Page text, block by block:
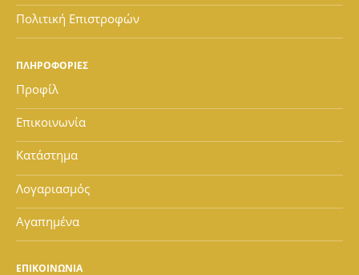
Πολιτική Επιστροφών
ΠΛΗΡΟΦΟΡΙΕΣ
Προφίλ
Επικοινωνία
Κατάστημα
Λογαριασμός
Αγαπημένα
ΕΠΙΚΟΙΝΩΝΙΑ